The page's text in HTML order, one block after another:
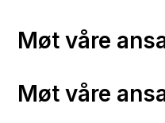
Møt våre
Møt våre